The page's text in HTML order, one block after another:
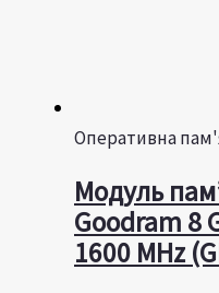
Оперативна
Модуль
Goodram 8
1600 MHz